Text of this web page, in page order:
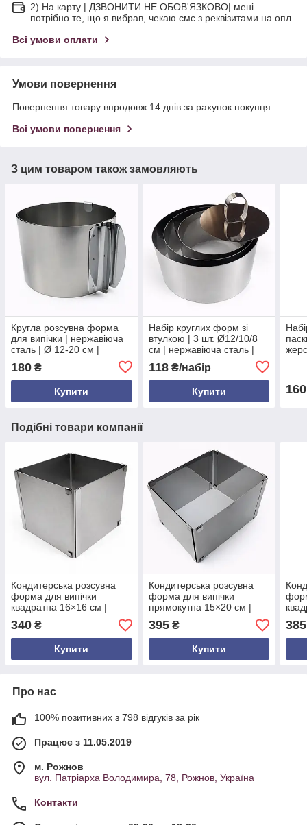
2) На карту | ДЗВОНИТИ НЕ ОБОВ'ЯЗКОВО| мені
потрібно те, що я вибрав, чекаю смс з реквізитами на опл
Всі умови оплати
Умови повернення
Повернення товару впродовж 14 днів за рахунок покупця
Всі умови повернення
З цим товаром також замовляють
Кругла розсувна форма
для випічки | нержавіюча
сталь | Ø 12-20 см |
розсувна | міцна і
універсальна
180 ₴
Купити
Набір круглих форм зі
втулкою | 3 шт. Ø12/10/8
см | нержавіюча сталь |
висота 4.9 см | для тортів,
салатів, десертів
118₴/набір
Купити 160
Подібні товари компанії
Кондитерська розсувна
форма для випічки
квадратна 16×16 см |
нержавіюча сталь | висота
14 см | розсувається до
28×28 см
340 ₴
Купити
Кондитерська розсувна
форма для випічки
прямокутна 15×20 см |
нержавіюча сталь | висота
14 см | розсувається до
28×38 см
395₴
Купити
12
385
Про нас
100% позитивних з 798 відгуків за рік
Працює з 11.05.2019
м. Рожнов
вул. Патріарха Володимира, 78, Рожнов, Україна
Контакти